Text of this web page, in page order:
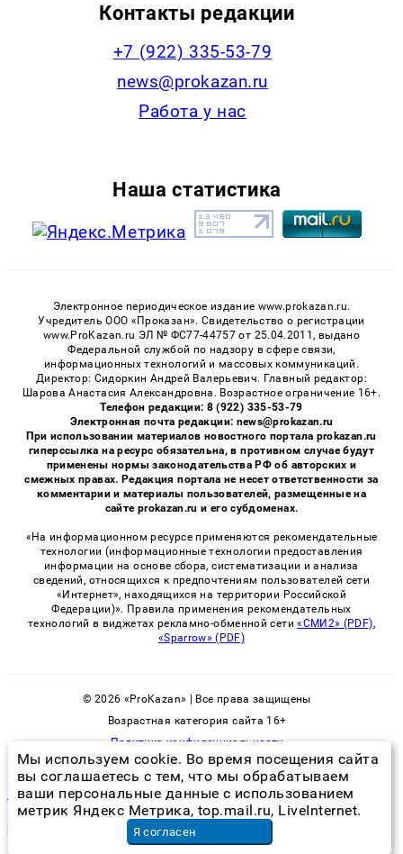
Контакты редакции
+7 (922) 335-53-79
news@prokazan.ru
Работа у нас
Наша статистика
Электронное периодическое издание www.prokazan.ru.
Учредитель ООО «Проказан». Cвидетельство о регистрации
www.ProKazan.ru ЭЛ № ФС77-44757 от 25.04.2011, выдано
Федеральной службой по надзору в сфере связи,
информационных технологий и массовых коммуникаций.
Директор: Сидоркин Андрей Валерьевич. Главный редактор:
Шарова Анастасия Александровна. Возрастное ограничение 16+.
Телефон редакции: 8 (922) 335-53-79
Электронная почта редакции: news@prokazan.ru
При использовании материалов новостного портала prokazan.ru
гиперссылка на ресурс обязательна, в противном случае будут
применены нормы законодательства РФ об авторских и
смежных правах. Редакция портала не несет ответственности за
комментарии и материалы пользователей, размещенные на
сайте prokazan.ru и его субдоменах.
«На информационном ресурсе применяются рекомендательные
технологии (информационные технологии предоставления
информации на основе сбора, систематизации и анализа
сведений, относящихся к предпочтениям пользователей сети
«Интернет», находящихся на территории Российской
Федерации)». Правила применения рекомендательных
технологий в виджетах рекламно-обменной сети«СМИ2» (PDF),
«Sparrow» (PDF)
© 2026 «ProKazan» | Все права защищены
Возрастная категория сайта 16+
Политика конфиденциальности
могут ли тараканы жить в частном доме
ремонт миксера kitfortв Москве
Мы используем cookie. Во время посещения сайта
вы соглашаетесь с тем, что мы обрабатываем
ваши персональные данные с использованием
метрик Яндекс Метрика, top.mail.ru, LiveInternet.
Я согласен